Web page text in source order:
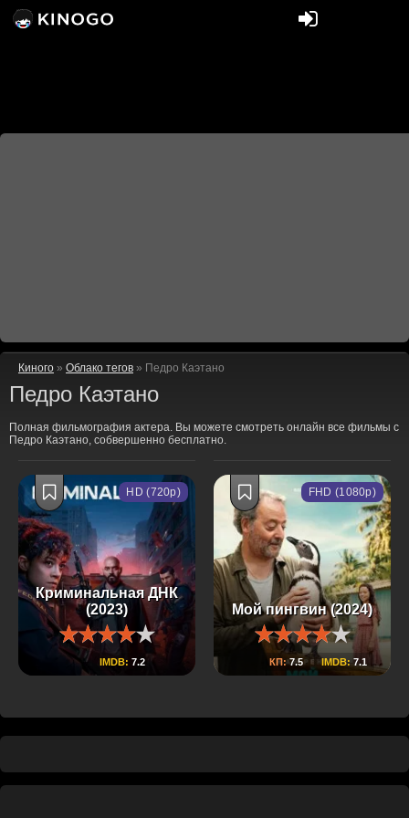
Киного » Облако тегов » Педро Каэтано
Педро Каэтано
Полная фильмография актера. Вы можете смотреть онлайн все фильмы с
Педро Каэтано, собвершенно бесплатно.
Криминальная ДНК
(2023)
IMDB: 7.2
HD (720p)
Мой пингвин (2024)
КП:7.5 IMDB:7.1
FHD (1080p)